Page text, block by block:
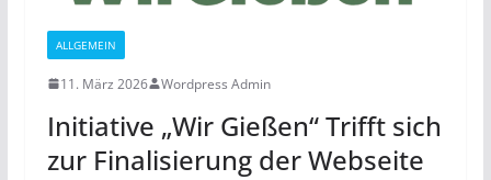
ALLGEMEIN
11. März 2026 Wordpress Admin
Initiative „Wir Gießen“ Trifft sich
zur Finalisierung der Webseite